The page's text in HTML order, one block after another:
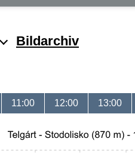
Bildarchiv
11:00 12:00 13:00